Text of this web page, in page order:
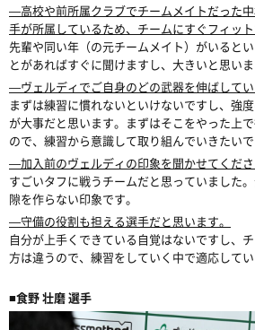
―高校や前所属クラブでチームメイトだった
手が所属しているため、チームにすぐフィット
先輩や同い年（の元チームメイト）がいると
とがあればすぐに聞けますし、大きいと思いま
―ヴェルディでご自身のどの武器を伸ばして
まずは練習に慣れないといけないですし、強
が大事だと思います。まずはそこをやった上
ので、練習から意識して取り組んでいきたいで
―加入前のヴェルディの印象を聞かせてくださ
すごいタフに戦うチームだと思っていました
隙を作らない印象です。
―守備の役割も担える選手だと思います。
自分が上手くできている自覚はないですし、
方は違うので、練習をしていく中で適応してい
■食野 壮磨 選手